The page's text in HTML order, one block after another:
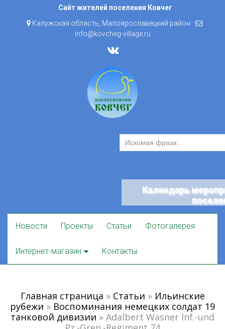
Skip
content
Сайт жителей поселения Ковчег
Калужская область, Малоярославецкий район
info@kovcheg-village.ru
Календарь
Новости Проекты Статьи Фотогалерея
Интернет-магазин Контакты
Главная страница » Статьи » Ильинские
рубежи » Воспоминания немецких солдат 19
танковой дивизии » Adalbert Wasner Inf.-und